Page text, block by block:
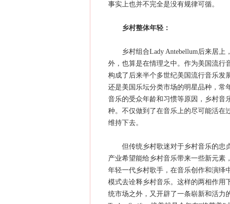
事实上也并不完全是没有规律可循。
乡村整体年轻：
乡村组合Lady Antebellum后来居上
外，也算是在情理之中。作为美国流行
构成了后来半个多世纪美国流行音乐发
还是美国乐坛分类市场的明星品种，常
音乐的受众年龄和习惯等原因，乡村音
种。不仅做到了在音乐上的尽可能活在
维持下去。
但传统乡村歌迷对于乡村音乐的忠贞
产业希望能给乡村音乐带来一些新元素
年轻一代乡村歌手，在音乐创作和演绎
模式去诠释乡村音乐。这样的两相作用
统市场之外，又开辟了一条崭新和活力